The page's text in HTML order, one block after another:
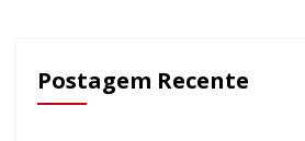
Postagem Recente